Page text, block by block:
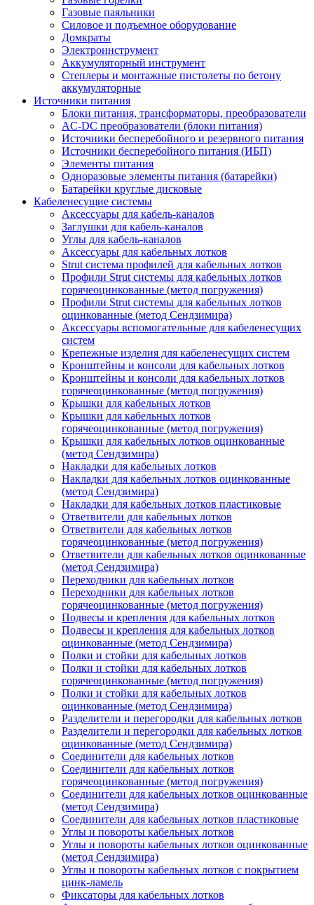
Газовые паяльники
Силовое и подъемное оборудование
Домкраты
Электроинструмент
Аккумуляторный инструмент
Степлеры и монтажные пистолеты по бетону
аккумуляторные
Источники питания
Блоки питания, трансформаторы, преобразователи
AC-DC преобразователи (блоки питания)
Источники бесперебойного и резервного питания
Источники бесперебойного питания (ИБП)
Элементы питания
Одноразовые элементы питания (батарейки)
Батарейки круглые дисковые
Кабеленесущие системы
Аксессуары для кабель-каналов
Заглушки для кабель-каналов
Углы для кабель-каналов
Аксессуары для кабельных лотков
Strut система профилей для кабельных лотков
Профили Strut системы для кабельных лотков
горячеоцинкованные (метод погружения)
Профили Strut системы для кабельных лотков
оцинкованные (метод Сендзимира)
Аксессуары вспомогательные для кабеленесущих
систем
Крепежные изделия для кабеленесущих систем
Кронштейны и консоли для кабельных лотков
Кронштейны и консоли для кабельных лотков
горячеоцинкованные (метод погружения)
Крышки для кабельных лотков
Крышки для кабельных лотков
горячеоцинкованные (метод погружения)
Крышки для кабельных лотков оцинкованные
(метод Сендзимира)
Накладки для кабельных лотков
Накладки для кабельных лотков оцинкованные
(метод Сендзимира)
Накладки для кабельных лотков пластиковые
Ответвители для кабельных лотков
Ответвители для кабельных лотков
горячеоцинкованные (метод погружения)
Ответвители для кабельных лотков оцинкованные
(метод Сендзимира)
Переходники для кабельных лотков
Переходники для кабельных лотков
горячеоцинкованные (метод погружения)
Подвесы и крепления для кабельных лотков
Подвесы и крепления для кабельных лотков
оцинкованные (метод Сендзимира)
Полки и стойки для кабельных лотков
Полки и стойки для кабельных лотков
горячеоцинкованные (метод погружения)
Полки и стойки для кабельных лотков
оцинкованные (метод Сендзимира)
Разделители и перегородки для кабельных лотков
Разделители и перегородки для кабельных лотков
оцинкованные (метод Сендзимира)
Соединители для кабельных лотков
Соединители для кабельных лотков
горячеоцинкованные (метод погружения)
Соединители для кабельных лотков оцинкованные
(метод Сендзимира)
Соединители для кабельных лотков пластиковые
Углы и повороты кабельных лотков
Углы и повороты кабельных лотков оцинкованные
(метод Сендзимира)
Углы и повороты кабельных лотков с покрытием
цинк-ламель
Фиксаторы для кабельных лотков